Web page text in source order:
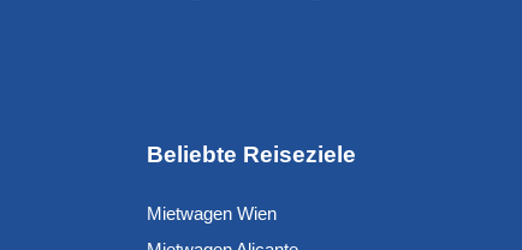
Beliebte Reiseziele
Mietwagen Wien